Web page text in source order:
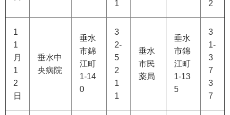
1
2
1
1
月
1
2
日
垂水中
央病院
垂水
市錦
江町
1-14
0
3
2-
5
2
1
1
垂水
市民
薬局
垂水
市錦
江町
1-13
5
3
1-
3
7
3
7